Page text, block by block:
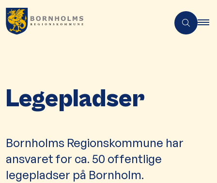
Legepladser
​​​​Bornholms Regionskommune har
ansvaret for ca. 50 offentlige
legepladser på Bornholm.